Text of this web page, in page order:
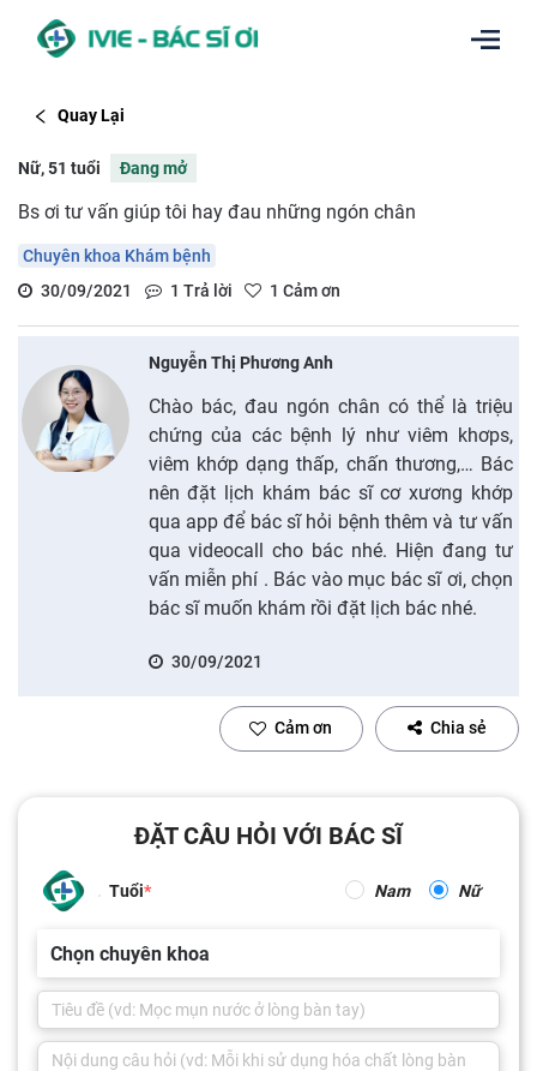
Quay Lại
Nữ, 51 tuổi Đang mở
Bs ơi tư vấn giúp tôi hay đau những ngón chân
Chuyên khoa Khám bệnh
30/09/2021
1 Trả lời 1 Cảm ơn
Nguyễn Thị Phương Anh
Chào bác, đau ngón chân có thể là triệu
chứng của các bệnh lý như viêm khơps,
viêm khớp dạng thấp, chấn thương,… Bác
nên đặt lịch khám bác sĩ cơ xương khớp
qua app để bác sĩ hỏi bệnh thêm và tư vấn
qua videocall cho bác nhé. Hiện đang tư
vấn miễn phí . Bác vào mục bác sĩ ơi, chọn
bác sĩ muốn khám rồi đặt lịch bác nhé.
30/09/2021
Cảm ơn Chia sẻ
ĐẶT CÂU HỎI VỚI BÁC SĨ
Tuổi Nam Nữ
Chọn chuyên khoa